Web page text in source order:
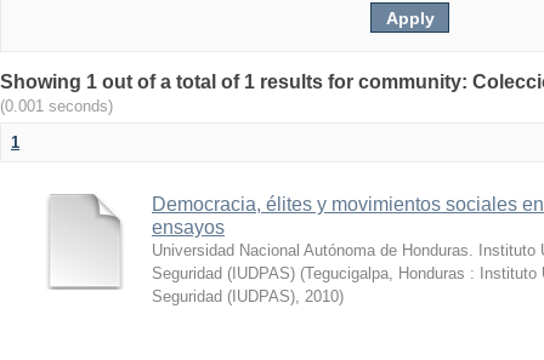
Showing 1 out of a total of 1 results for community:
(0.001 seconds)
1
Democracia, élites y movimientos sociales
ensayos
Universidad Nacional Autónoma de Honduras.
Seguridad (IUDPAS) (Tegucigalpa, Honduras :
Seguridad (IUDPAS), 2010)